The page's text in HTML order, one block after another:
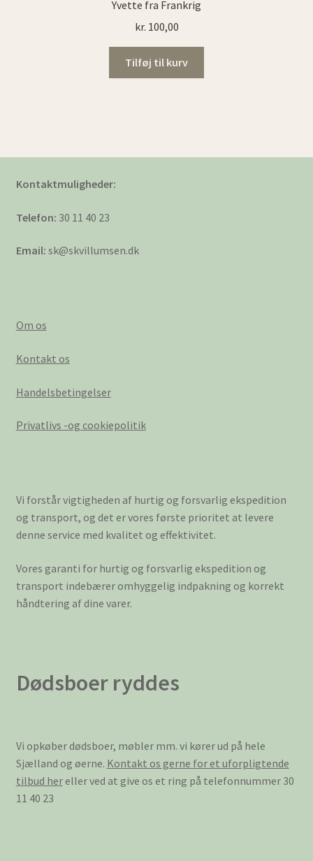
Yvette fra Frankrig
kr. 100,00
Tilføj til kurv
Kontaktmuligheder:
Telefon: 30 11 40 23
Email: sk@skvillumsen.dk
Om os
Kontakt os
Handelsbetingelser
Privatlivs -og cookiepolitik
Vi forstår vigtigheden af hurtig og forsvarlig ekspedition
og transport, og det er vores første prioritet at levere
denne service med kvalitet og effektivitet.
Vores garanti for hurtig og forsvarlig ekspedition og
transport indebærer omhyggelig indpakning og korrekt
håndtering af dine varer.
Dødsboer ryddes
Vi opkøber dødsboer, møbler mm. vi kører ud på hele
Sjælland og øerne. Kontakt os gerne for et uforpligtende
tilbud hereller ved at give os et ring på telefonnummer 30
11 40 23